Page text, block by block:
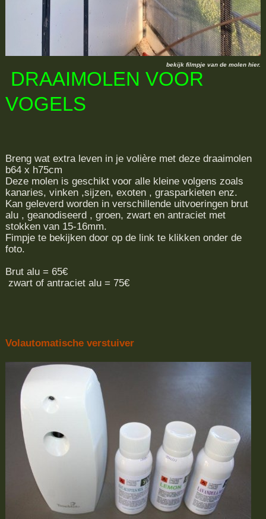
bekijk filmpje van de molen hier.
DRAAIMOLEN VOOR
VOGELS
Breng wat extra leven in je volière met deze draaimolen
b64 x h75cm
Deze molen is geschikt voor alle kleine volgens zoals
kanaries, vinken ,sijzen, exoten , grasparkieten enz.
Kan geleverd worden in verschillende uitvoeringen brut
alu , geanodiseerd , groen, zwart en antraciet met
stokken van 15-16mm.
Fimpje te bekijken door op de link te klikken onder de
foto.
Brut alu = 65€
zwart of antraciet alu = 75€
Volautomatische verstuiver